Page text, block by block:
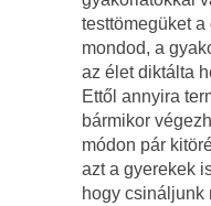
testtömegüket
mondod, a
az élet diktálta
Ettől annyira
bármikor
módon pár
azt a gyerekek
hogy csináljunk